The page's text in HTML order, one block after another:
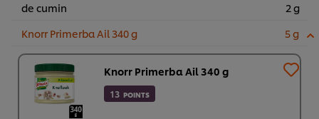
de cumin
2 g
Knorr Primerba Ail 340 g
5 g
Knorr Primerba Ail 340 g
13 POINTS